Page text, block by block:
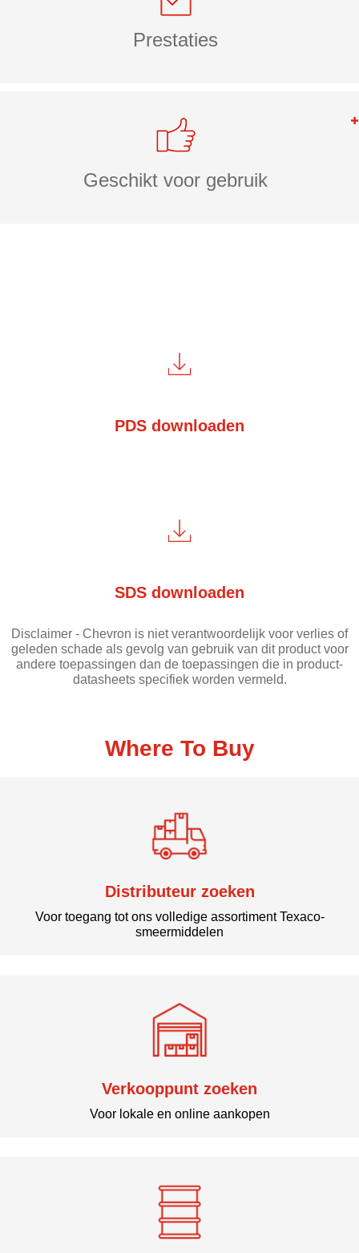
Prestaties
Geschikt voor gebruik
PDS downloaden
SDS downloaden
Disclaimer - Chevron is niet verantwoordelijk voor verlies of
geleden schade als gevolg van gebruik van dit product voor
andere toepassingen dan de toepassingen die in product-
datasheets specifiek worden vermeld.
Where To Buy
Distributeur zoeken
Voor toegang tot ons volledige assortiment Texaco-
smeermiddelen
Verkooppunt zoeken
Voor lokale en online aankopen